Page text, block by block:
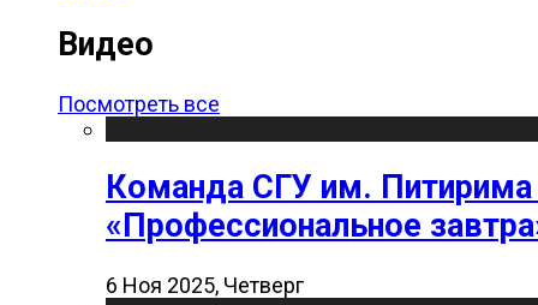
Видео
Посмотреть все
Команда СГУ им. Питирима
«Профессиональное
6 Ноя 2025, Четверг